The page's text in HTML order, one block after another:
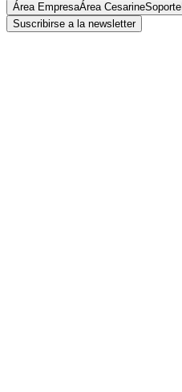
Área EmpresaÁrea CesarineSoporte
Suscribirse a la newsletter